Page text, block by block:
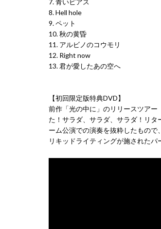
7. 青いピアス
8. Hell hole
9. ペット
10. 秋の黄昏
11. アルビノのコウモリ
12. Right now
13. 君が愛したあの空へ
【初回限定版特典DVD】
前作「光の中に」のリリースツア
た！サラダ、サラダ、サラダ！リ
ーム公演での演奏を抜粋したもので
リキッドライティングが施された